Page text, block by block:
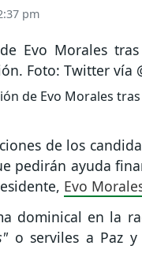
pm
de Evo Morales
de los
pedirán ayuda
Evo
dominical en la
o serviles a Paz